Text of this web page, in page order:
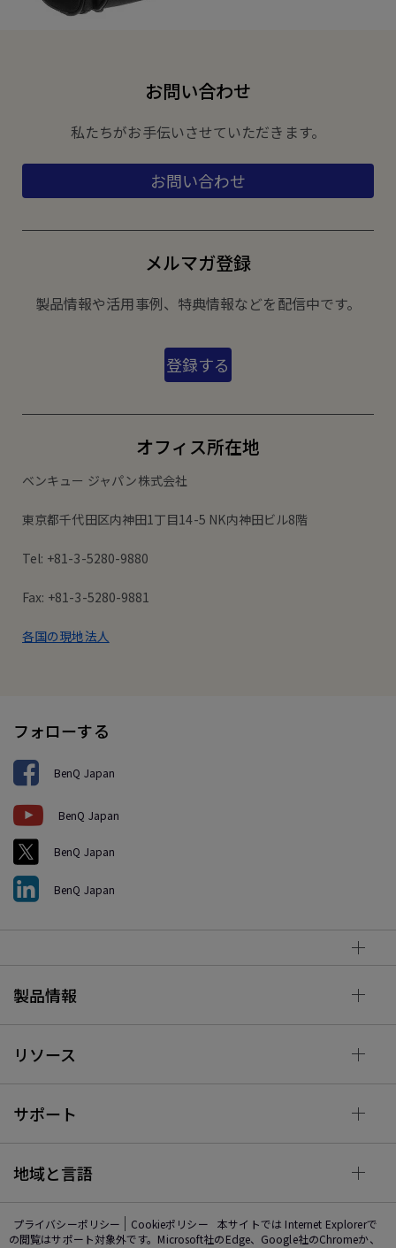
お問い合わせ
私たちがお手伝いさせていただきます。
お問い合わせ
メルマガ登録
製品情報や活用事例、特典情報などを配信中です。
登録する
オフィス所在地
ベンキュー ジャパン株式会社
東京都千代田区内神田1丁目14-5 NK内神田ビル8階
Tel: +81-3-5280-9880
Fax: +81-3-5280-9881
各国の現地法人
フォローする
BenQ Japan
BenQ Japan
BenQ Japan
BenQ Japan
製品情報
リソース
サポート
地域と言語
プライバシーポリシー Cookieポリシー
本サイトでは Internet Explorerで
の閲覧はサポート対象外です。Microsoft社のEdge、Google社のChromeか、